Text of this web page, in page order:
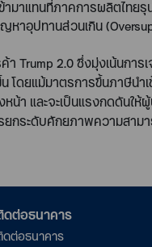
ามาแทนที่ภาคการผลิตไทย
หาอุปทานส่วนเกิน (
า Trump 2.0ซึ่งมุ่งเน้นการ
โดยแม้มาตรการขึ้นภาษีน
งหน้า และจะเป็นแรงกดดั
กระดับศักยภาพความสาม
ดต่อธนาคาร
ต่อธนาคาร